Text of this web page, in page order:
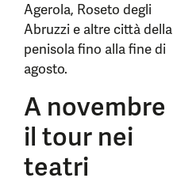
Agerola, Roseto degli
Abruzzi e altre città della
penisola fino alla fine di
agosto.
A novembre
il tour nei
teatri